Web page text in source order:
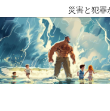
災害と犯罪